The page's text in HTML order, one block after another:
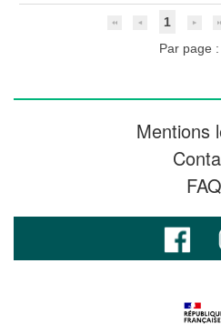
1
Par page :
Mentions
FAQ